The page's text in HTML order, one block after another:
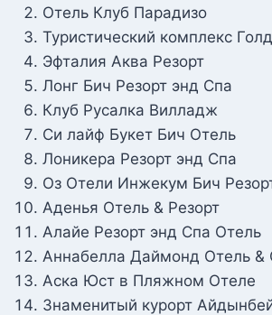
Отель Клуб Парадизо
Туристический комплекс
Эфталия Аква Резорт
Лонг Бич Резорт энд Спа
Клуб Русалка Вилладж
Си лайф Букет Бич Отель
Лоникера Резорт энд Спа
Оз Отели Инжекум Бич
Аденья Отель & Резорт
Алайе Резорт энд Спа Отель
Аннабелла Даймонд Отель &
Аска Юст в Пляжном Отеле
Знаменитый курорт